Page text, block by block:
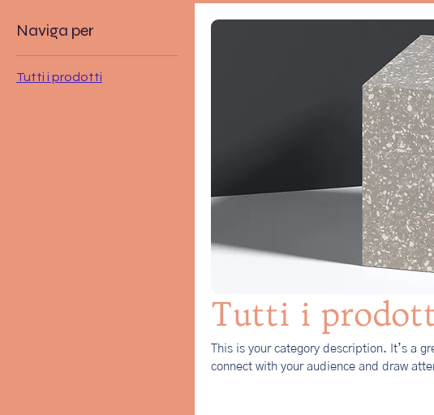
Naviga per
Tutti i prodotti
Tutti i
This is your category description. It’s a
connect with your audience and draw